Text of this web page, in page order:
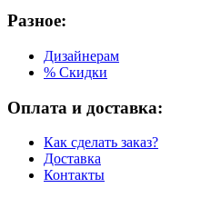
Разное:
Дизайнерам
% Скидки
Оплата и доставка:
Как сделать заказ?
Доставка
Контакты